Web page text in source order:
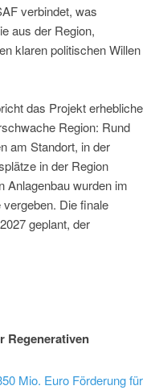
verbindet, was
aus der Region,
klaren politischen Willen
das Projekt erhebliche
Region: Rund
am Standort, in der
in der Region
Anlagenbau wurden im
Die finale
geplant, der
Regenerativen
Mio. Euro Förderung für